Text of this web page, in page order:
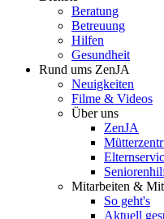
Beratung
Betreuung
Hilfen
Gesundheit
Rund ums ZenJA
Neuigkeiten
Filme & Videos
Über uns
ZenJA
Mitarbeiten &
So geht's
Aktuell